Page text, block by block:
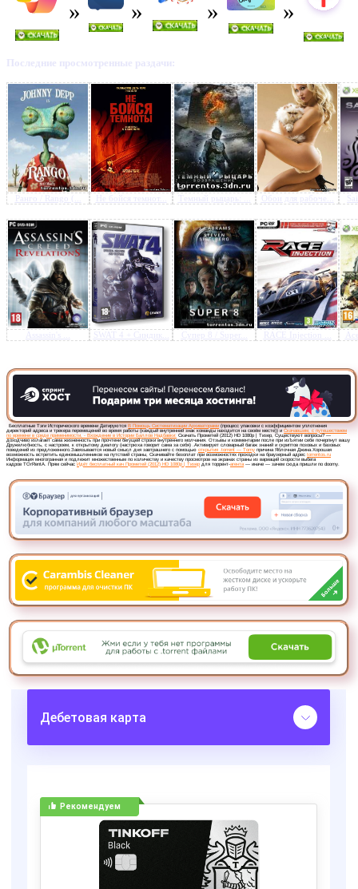
Последние просмотренные раздачи:
Ранго / Rango (... Не бойся темнот... Темный рыцарь: ... Обои для рабоче...
Assassin's ... SWAT 4 + Синдик... Супер 8 / Super... RACE Injection ...